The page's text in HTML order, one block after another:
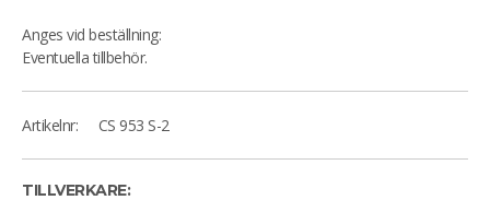
Anges vid beställning:
Eventuella tillbehör.
Artikelnr: CS 953 S-2
TILLVERKARE: